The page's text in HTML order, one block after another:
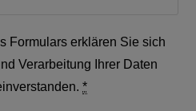
Formulars erklären Sie sich
Verarbeitung Ihrer Daten
*